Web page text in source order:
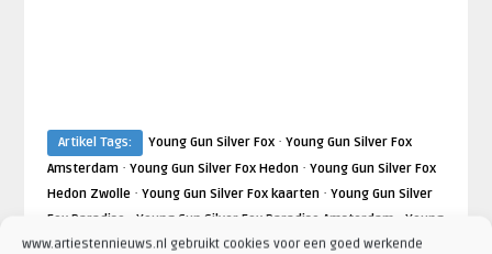
www.artiestennieuws.nl gebruikt cookies voor een goed werkende
Artikel Tags: Young Gun Silver Fox· Young Gun Silver Fox
Amsterdam· Young Gun Silver Fox Hedon· Young Gun Silver Fox
Hedon Zwolle· Young Gun Silver Fox kaarten· Young Gun Silver
Fox Paradiso
Young Gun Silver Fox Paradiso Amsterdam
Young
Gun Silver Fox tickets·Young Gun Silver Fox TivoliVredenburg·